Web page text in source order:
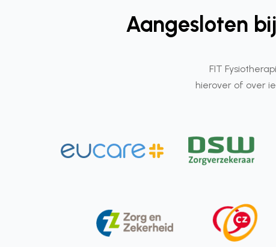
Aangesloten
FIT
hierover of over